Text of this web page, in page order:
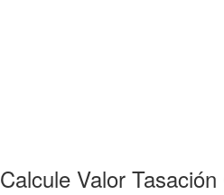
Calcule Valor